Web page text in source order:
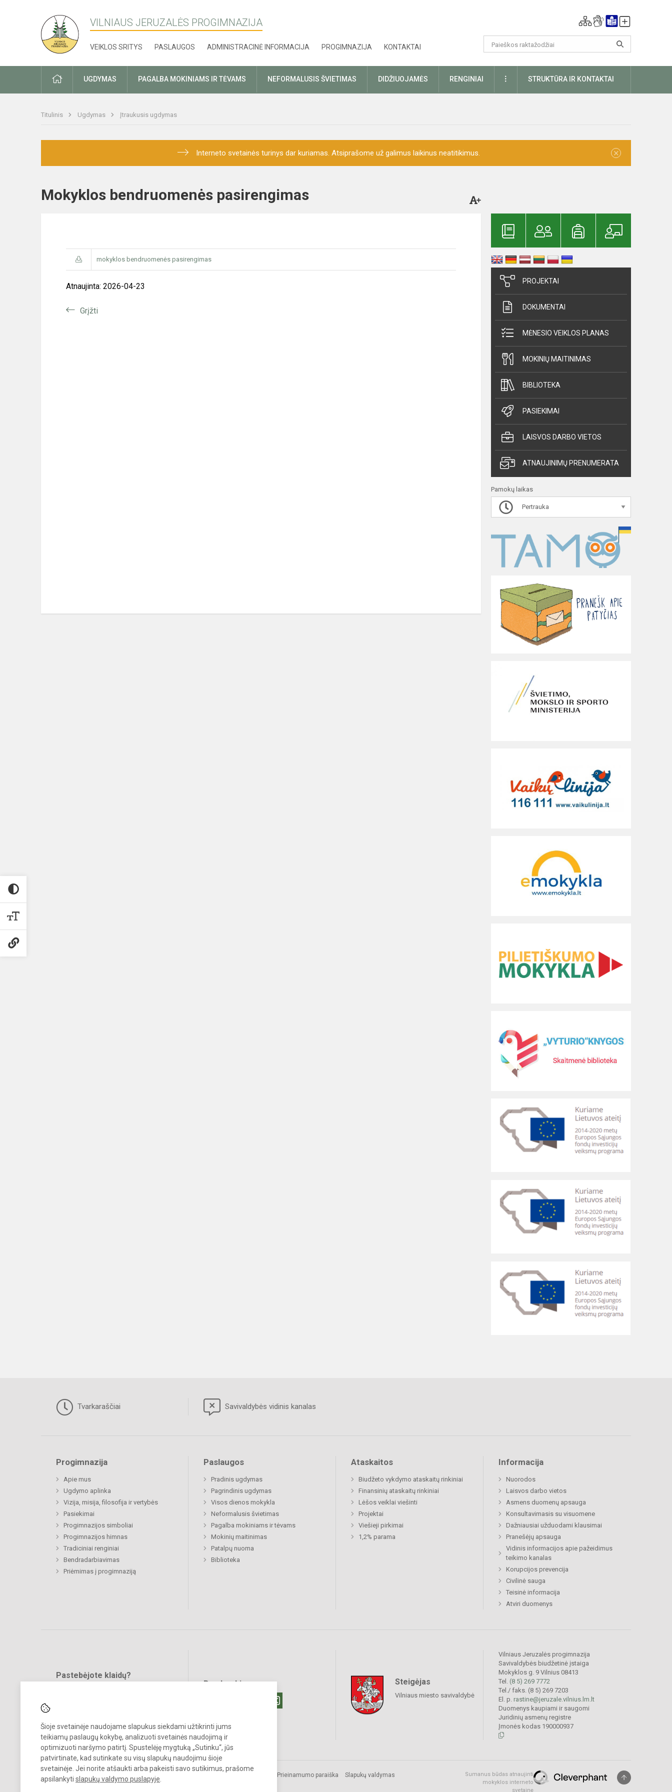
Šioje svetainėje naudojame slapukus siekdami užtikrinti jums
teikiamų paslaugų kokybę, analizuoti svetainės naudojimą ir
optimizuoti naršymo patirtį. Spustelėję mygtuką „Sutinku“, jūs
patvirtinate, kad sutinkate su visų slapukų naudojimu šioje
svetainėje. Jei norite atšaukti arba pakeisti savo sutikimus, prašome
apsilankyti slapukų valdymo puslapyje
VILNIAUS JERUZALĖS PROGIMNAZIJA
VEIKLOS SRITYS PASLAUGOS ADMINISTRACINĖ INFORMACIJA PROGIMNAZIJA KONTAKTAI
PRADŽIAUGDYMAS PAGALBA MOKINIAMS IR TĖVAMS NEFORMALUSIS ŠVIETIMAS DIDŽIUOJAMĖS RENGINIAI DAUGIAUSTRUKTŪRA IR KONTAKTAI
Titulinis Ugdymas Įtraukusis ugdymas
Interneto svetainės turinys dar kuriamas. Atsiprašome už galimus laikinus neatitikimus. ×
Mokyklos bendruomenės pasirengimas
mokyklos bendruomenės pasirengimas
Atnaujinta: 2026-04-23
Grįžti
PROJEKTAI
DOKUMENTAI
MĖNESIO VEIKLOS PLANAS
MOKINIŲ MAITINIMAS
BIBLIOTEKA
PASIEKIMAI
LAISVOS DARBO VIETOS
ATNAUJINIMŲ PRENUMERATA
Pamokų laikas
Pertrauka
Tvarkaraščiai Savivaldybės vidinis kanalas
Progimnazija
Apie mus
Ugdymo aplinka
Vizija, misija, filosofija ir vertybės
Pasiekimai
Progimnazijos simboliai
Progimnazijos himnas
Tradiciniai renginiai
Bendradarbiavimas
Priėmimas į progimnaziją
Paslaugos
Pradinis ugdymas
Pagrindinis ugdymas
Visos dienos mokykla
Neformalusis švietimas
Pagalba mokiniams ir tėvams
Mokinių maitinimas
Patalpų nuoma
Biblioteka
Ataskaitos
Biudžeto vykdymo ataskaitų rinkiniai
Finansinių ataskaitų rinkiniai
Lėšos veiklai viešinti
Projektai
Viešieji pirkimai
1,2% parama
Informacija
Nuorodos
Laisvos darbo vietos
Asmens duomenų apsauga
Konsultavimasis su visuomene
Dažniausiai užduodami klausimai
Pranešėjų apsauga
Vidinis informacijos apie pažeidimus
teikimo kanalas
Korupcijos prevencija
Civilinė sauga
Teisinė informacija
Atviri duomenys
Pastebėjote klaidų?
Bendraukime Steigėjas
Vilniaus miesto savivaldybė
Vilniaus Jeruzalės progimnazija
Savivaldybės biudžetinė įstaiga
Mokyklos g. 9 Vilnius 08413
Tel. (8 5) 269 7772
Tel./ faks. (8 5) 269 7203
El. p. rastine@jeruzale.vilnius.lm.lt
Duomenys kaupiami ir saugomi
Juridinių asmenų registre
Įmonės kodas 190000937
© 2024. Vilniaus Jeruzalės progimnazija. Visos teisės saugomos.
Kopijuoti turinį be raštiško gimnazijos sutikimo griežtai draudžiama.
Prieinamumo paraiška Slapukų valdymas
Sumanus būdas atnaujinti
mokyklos interneto
svetainę